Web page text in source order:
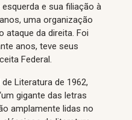
e sua filiação à
uma organização
ataque da direita. Foi
anos, teve seus
Federal.
Literatura de 1962,
gigante das letras
amplamente lidas no